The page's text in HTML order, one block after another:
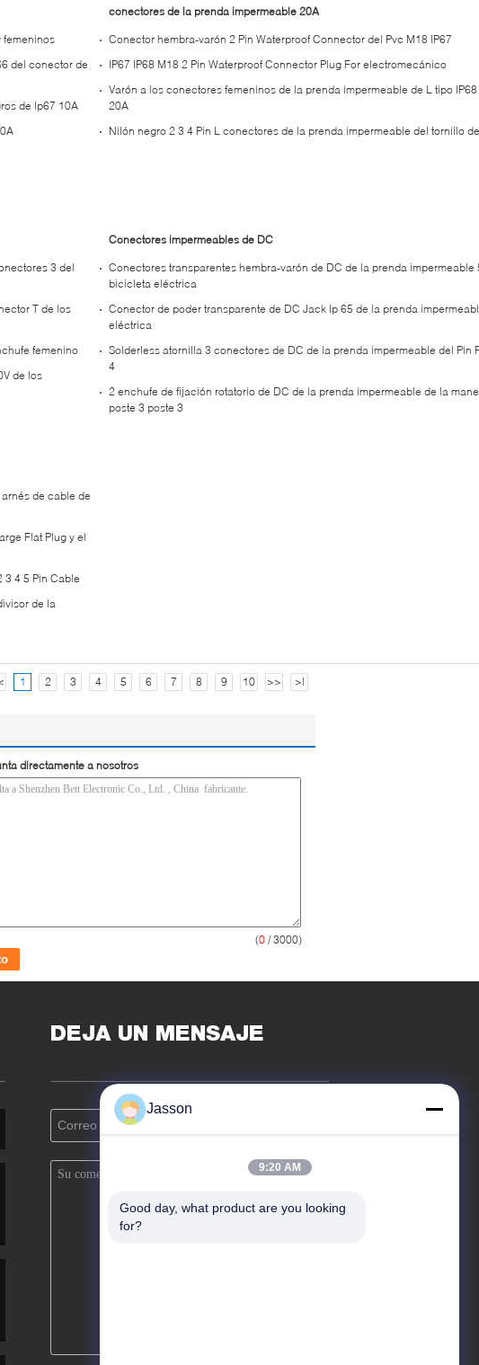
femeninos
del conector de
de Ip67 10A
conectores de la prenda impermeable 20A
Conector hembra-varón 2 Pin Waterproof Connector del Pvc M18 IP67
IP67 IP68 M18 2 Pin Waterproof Connector Plug For electromecánico
Varón a los conectores femeninos de la prenda impermeable de L tipo IP68
20A
Nilón negro 2 3 4 Pin L conectores de la prenda impermeable del tornillo
3 del
T de los
femenino
de los
Conectores impermeables de DC
Conectores transparentes hembra-varón de DC de la prenda impermeable
bicicleta eléctrica
Conector de poder transparente de DC Jack Ip 65 de la prenda
eléctrica
Solderless atornilla 3 conectores de DC de la prenda impermeable del Pin
4
2 enchufe de fijación rotatorio de DC de la prenda impermeable de la
poste 3 poste 3
de cable de
Flat Plug y el
3 4 5 Pin Cable
de la
1 2 3 4 5 6 7 8 9 10 >> >|
directamente a nosotros
(0 / 3000)
DEJA UN MENSAJE
Jasson
9:20 AM
Good day, what product are you looking
for?